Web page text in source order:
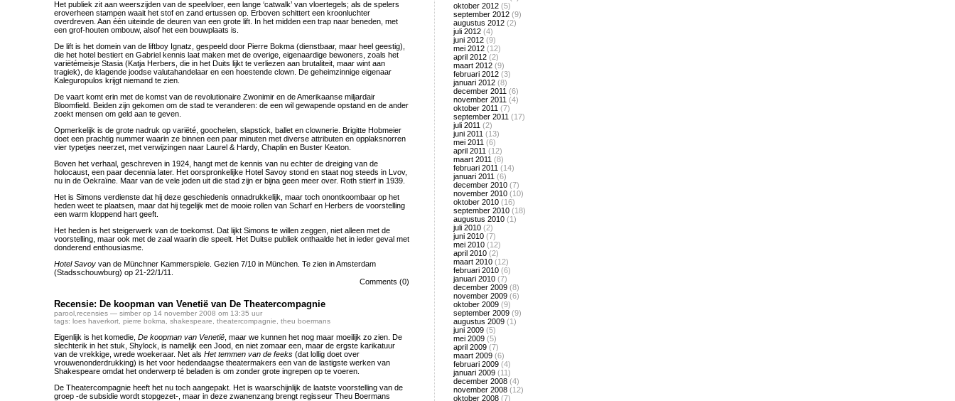
Het publiek zit aan weerszijden van de speelvloer, een lange ‘catwalk’ van vloertegels; als de spelers
eroverheen stampen waait het stof en zand ertussen op. Erboven schittert een kroonluchter
overdreven. Aan één uiteinde de deuren van een grote lift. In het midden een trap naar beneden, met
een grof-houten ombouw, alsof het een bouwplaats is.
De lift is het domein van de liftboy Ignatz, gespeeld door Pierre Bokma (dienstbaar, maar heel geestig),
die het hotel bestiert en Gabriel kennis laat maken met de overige, eigenaardige bewoners, zoals het
variëtémeisje Stasia (Katja Herbers, die in het Duits lijkt te verliezen aan brutaliteit, maar wint aan
tragiek), de klagende joodse valutahandelaar en een hoestende clown. De geheimzinnige eigenaar
Kaleguropulos krijgt niemand te zien.
De vaart komt erin met de komst van de revolutionaire Zwonimir en de Amerikaanse miljardair
Bloomfield. Beiden zijn gekomen om de stad te veranderen: de een wil gewapende opstand en de ander
zoekt mensen om geld aan te geven.
Opmerkelijk is de grote nadruk op variëté, goochelen, slapstick, ballet en clownerie. Brigitte Hobmeier
doet een prachtig nummer waarin ze binnen een paar minuten met diverse attributen en opplaksnorren
vier typetjes neerzet, met verwijzingen naar Laurel & Hardy, Chaplin en Buster Keaton.
Boven het verhaal, geschreven in 1924, hangt met de kennis van nu echter de dreiging van de
holocaust, een paar decennia later. Het oorspronkelijke Hotel Savoy stond en staat nog steeds in Lvov,
nu in de Oekraïne. Maar van de vele joden uit die stad zijn er bijna geen meer over. Roth stierf in 1939.
Het is Simons verdienste dat hij deze geschiedenis onnadrukkelijk, maar toch onontkoombaar op het
heden weet te plaatsen, maar dat hij tegelijk met de mooie rollen van Scharf en Herbers de voorstelling
een warm kloppend hart geeft.
Het heden is het steigerwerk van de toekomst. Dat lijkt Simons te willen zeggen, niet alleen met de
voorstelling, maar ook met de zaal waarin die speelt. Het Duitse publiek onthaalde het in ieder geval met
donderend enthousiasme.
Hotel Savoy van de Münchner Kammerspiele. Gezien 7/10 in München. Te zien in Amsterdam
(Stadsschouwburg) op 21-22/1/11.
Comments (0)
Recensie: De koopman van Venetië van De Theatercompagnie
parool recensies — simber op 14 november 2008 om 13:35 uur
tags: loes haverkort pierre bokma shakespeare theatercompagnie theu boermans
Eigenlijk is het komedie, De koopman van Venetië , maar we kunnen het nog maar moeilijk zo zien. De
slechterik in het stuk, Shylock, is namelijk een Jood, en niet zomaar een, maar de ergste karikatuur
van de vrekkige, wrede woekeraar. Net als Het temmen van de feeks (dat lollig doet over
vrouwenonderdrukking) is het voor hedendaagse theatermakers een van de lastigste werken van
Shakespeare omdat het onderwerp té beladen is om zonder grote ingrepen op te voeren.
De Theatercompagnie heeft het nu toch aangepakt. Het is waarschijnlijk de laatste voorstelling van de
groep -de subsidie wordt stopgezet-, maar in deze zwanenzang brengt regisseur Theu Boermans
oktober 2012 (5)
september 2012 (9)
augustus 2012 (2)
juli 2012 (4)
juni 2012 (9)
mei 2012 (12)
april 2012 (2)
maart 2012 (9)
februari 2012 (3)
januari 2012 (8)
december 2011 (6)
november 2011 (4)
oktober 2011 (7)
september 2011 (17)
juli 2011 (2)
juni 2011 (13)
mei 2011 (6)
april 2011 (12)
maart 2011 (8)
februari 2011 (14)
januari 2011 (6)
december 2010 (7)
november 2010 (10)
oktober 2010 (16)
september 2010 (18)
augustus 2010 (1)
juli 2010 (2)
juni 2010 (7)
mei 2010 (12)
april 2010 (2)
maart 2010 (12)
februari 2010 (6)
januari 2010 (7)
december 2009 (8)
november 2009 (6)
oktober 2009 (9)
september 2009 (9)
augustus 2009 (1)
juni 2009 (5)
mei 2009 (5)
april 2009 (7)
maart 2009 (6)
februari 2009 (4)
januari 2009 (11)
december 2008 (4)
november 2008 (12)
oktober 2008 (7)